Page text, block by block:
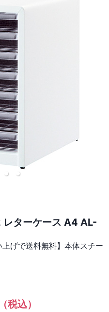
レターケース A4 AL-
げで送料無料】本体スチー
（税込）